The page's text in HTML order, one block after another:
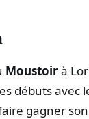
Moustoirà
débuts avec
gagner